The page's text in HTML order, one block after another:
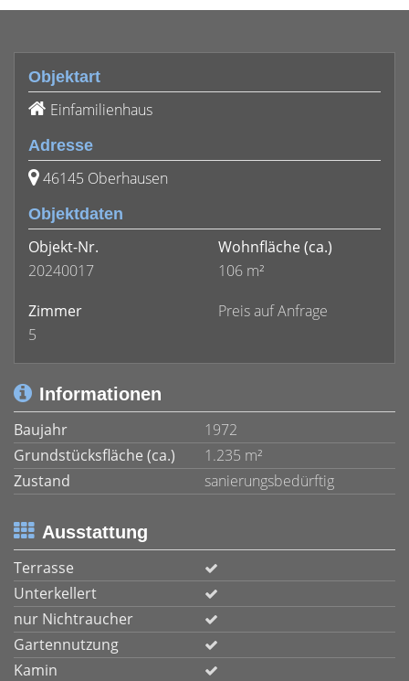
Objektart
Einfamilienhaus
Adresse
46145 Oberhausen
Objektdaten
Objekt-Nr.
20240017
Wohnfläche (ca.)
106 m²
Zimmer
5
Preis auf Anfrage
Informationen
Baujahr
1972
Grundstücksfläche (ca.)
1.235 m²
Zustand
sanierungsbedürftig
Ausstattung
Terrasse
Unterkellert
nur Nichtraucher
Gartennutzung
Kamin